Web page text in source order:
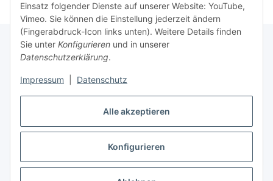
Alle akzeptieren
Konfigurieren
Einsatz folgender Dienste auf unserer Website: YouTube,
Vimeo. Sie können die Einstellung jederzeit ändern
(Fingerabdruck-Icon links unten). Weitere Details finden
Sie unter Konfigurieren und in unserer
Datenschutzerklärung.
Impressum Datenschutz
Vertrag widerrufen
* Alle Preise inkl. gesetzlicher USt.